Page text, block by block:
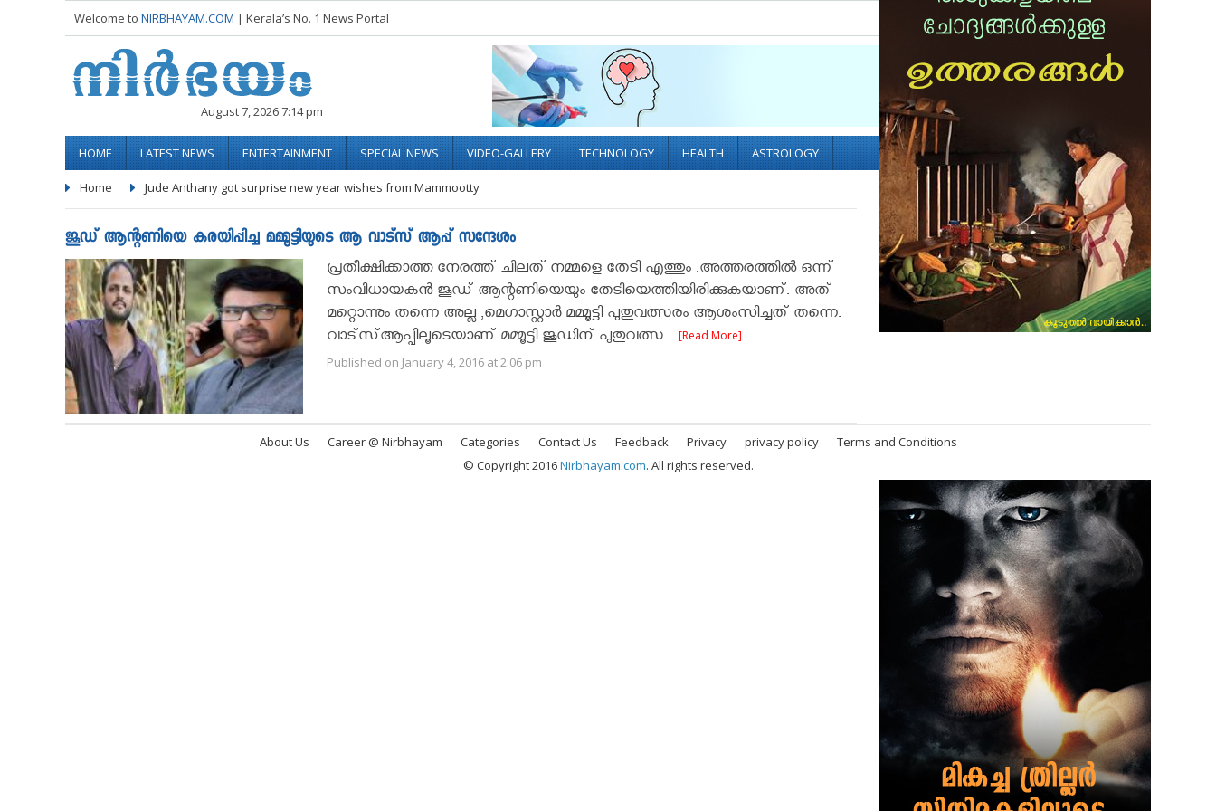
Welcome to NIRBHAYAM.COM | Kerala’s No. 1 News Portal Socialize with us
August 7, 2026 7:14 pm
HOME LATEST NEWS ENTERTAINMENT SPECIAL NEWS VIDEO-GALLERY TECHNOLOGY HEALTH ASTROLOGY
Home Jude Anthany got surprise new year wishes from Mammootty
ജൂഡ് ആന്റണിയെ കരയിപ്പിച്ച മമ്മൂട്ടിയുടെ ആ വാട്സ് ആപ്പ് സന്ദേശം
പ്രതീക്ഷിക്കാത്ത നേരത്ത് ചിലത് നമ്മളെ തേടി എത്തും .അത്തരത്തില്‍ ഒന്ന്
സംവിധായകന്‍ ജൂഡ് ആന്റണിയെയും തേടിയെത്തിയിരിക്കുകയാണ്. അത്
മറ്റൊന്നും തന്നെ അല്ല ,മെഗാസ്റ്റാര്‍ മമ്മൂട്ടി പുതുവത്സരം ആശംസിച്ചത് തന്നെ.
വാട്‌സ്ആപ്പിലൂടെയാണ് മമ്മൂട്ടി ജൂഡിന് പുതുവത്സ... [Read More]
Published on January 4, 2016 at 2:06 pm
About Us Career @ Nirbhayam Categories Contact Us Feedback Privacy privacy policy
Terms and Conditions
© Copyright 2016Nirbhayam.com. All rights reserved.